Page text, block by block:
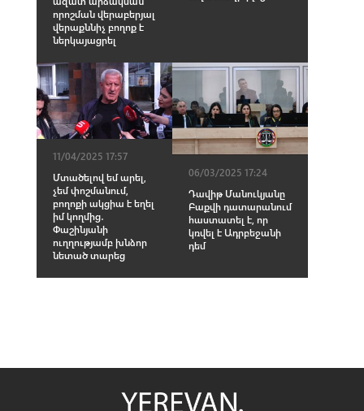
որոշման վերաբերյալ
վերաքննիչ բողոք է
ներկայացրել
11/04/2025 17:57
Մտածելով եմ արել,
չեմ փոշմանում,
բողոքի ակցիա է եղել
իմ կողմից․
Փաշինյանի
ուղղությամբ խնձոր
նետած տարեց
06/03/2025 17:24
Դավիթ Մանուկյանը
Բաքվի դատարանում
հաստատել է, որ
կռվել է Ադրբեջանի
դեմ